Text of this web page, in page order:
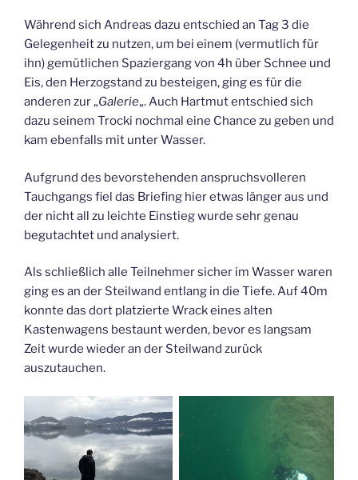
Während sich Andreas dazu entschied an Tag 3 die
Gelegenheit zu nutzen, um bei einem (vermutlich für
ihn) gemütlichen Spaziergang von 4h über Schnee und
Eis, den Herzogstand zu besteigen, ging es für die
anderen zur „Galerie„. Auch Hartmut entschied sich
dazu seinem Trocki nochmal eine Chance zu geben und
kam ebenfalls mit unter Wasser.
Aufgrund des bevorstehenden anspruchsvolleren
Tauchgangs fiel das Briefing hier etwas länger aus und
der nicht all zu leichte Einstieg wurde sehr genau
begutachtet und analysiert.
Als schließlich alle Teilnehmer sicher im Wasser waren
ging es an der Steilwand entlang in die Tiefe. Auf 40m
konnte das dort platzierte Wrack eines alten
Kastenwagens bestaunt werden, bevor es langsam
Zeit wurde wieder an der Steilwand zurück
auszutauchen.